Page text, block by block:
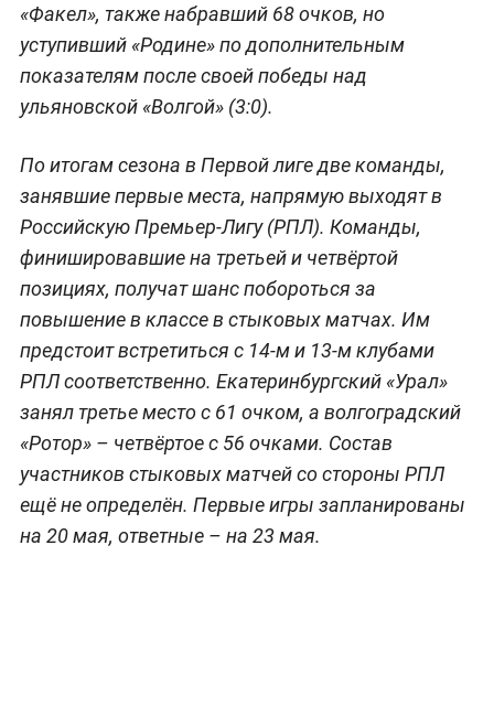
«Факел», также набравший 68 очков, но
уступивший «Родине» по дополнительным
показателям после своей победы над
ульяновской «Волгой» (3:0).
По итогам сезона в Первой лиге две команды,
занявшие первые места, напрямую выходят в
Российскую Премьер-Лигу (РПЛ). Команды,
финишировавшие на третьей и четвёртой
позициях, получат шанс побороться за
повышение в классе в стыковых матчах. Им
предстоит встретиться с 14-м и 13-м клубами
РПЛ соответственно. Екатеринбургский «Урал»
занял третье место с 61 очком, а волгоградский
«Ротор» – четвёртое с 56 очками. Состав
участников стыковых матчей со стороны РПЛ
ещё не определён. Первые игры запланированы
на 20 мая, ответные – на 23 мая.